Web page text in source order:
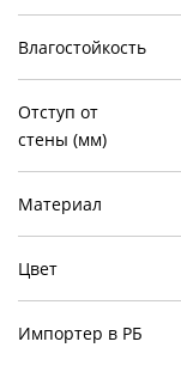
Влагостойкость
Отступ от
стены (мм)
Материал
Цвет
Импортер в РБ